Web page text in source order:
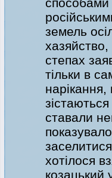
способами
земель
степах
тільки в
нарікання,
ставали
хотілося
козацький